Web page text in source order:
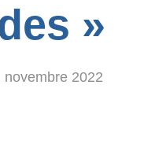
»
novembre 2022